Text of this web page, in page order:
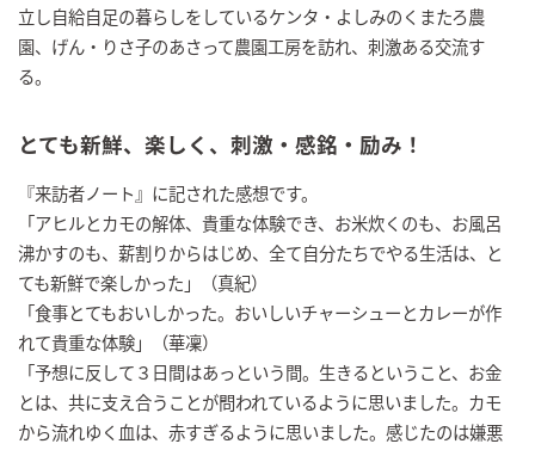
立し自給自足の暮らしをしているケンタ・よしみのくまたろ農
園、げん・りさ子のあさって農園工房を訪れ、刺激ある交流す
る。
とても新鮮、楽しく、刺激・感銘・励み！
『来訪者ノート』に記された感想です。
「アヒルとカモの解体、貴重な体験でき、お米炊くのも、お風呂
沸かすのも、薪割りからはじめ、全て自分たちでやる生活は、と
ても新鮮で楽しかった」（真紀）
「食事とてもおいしかった。おいしいチャーシューとカレーが作
れて貴重な体験」（華凜）
「予想に反して３日間はあっという間。生きるということ、お金
とは、共に支え合うことが問われているように思いました。カモ
から流れゆく血は、赤すぎるように思いました。感じたのは嫌悪